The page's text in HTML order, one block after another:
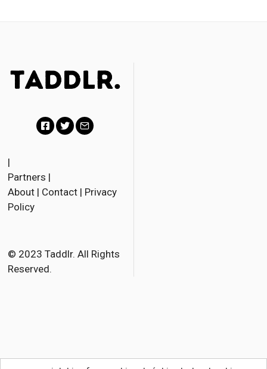
c
e
o
k
t
r
i
|
Partners |
About | Contact | Privacy
Policy
© 2023 Taddlr. All Rights
Reserved.